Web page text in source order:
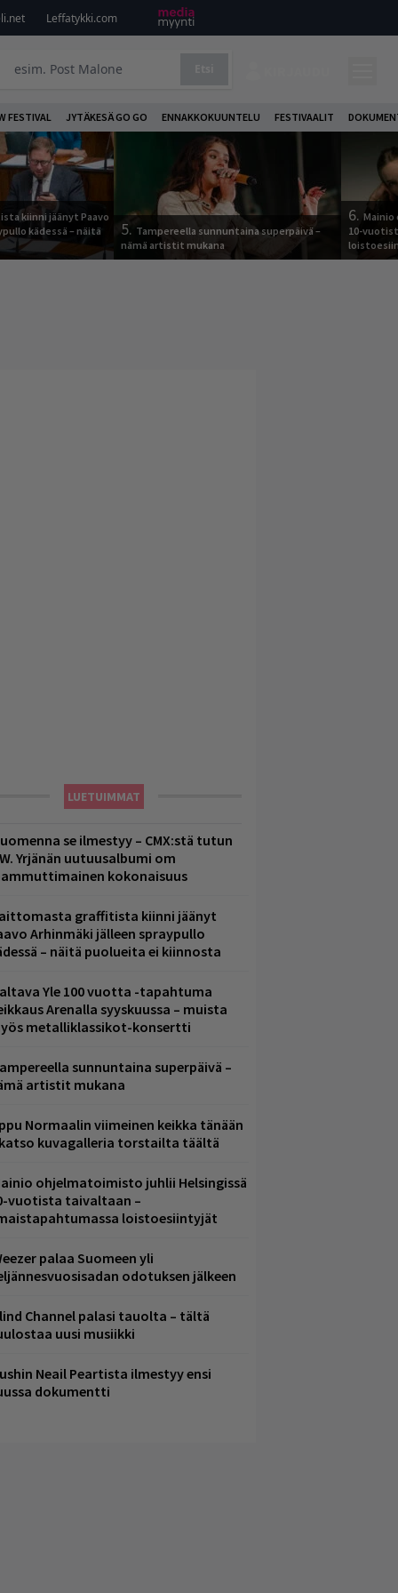
Leffatykki.com
FESTIVAL JYTÄKESÄ GO GO ENNAKKOKUUNTELU FESTIVAALIT
kiinni jäänyt Paavo
kädessä – näitä
5. Tampereella sunnuntaina superpäivä –
nämä artistit mukana
6.
10-
LUETUIMMAT
se ilmestyy – CMX:stä tutun
Yrjänän uutuusalbumi om
kokonaisuus
graffitista kiinni jäänyt
Arhinmäki jälleen spraypullo
– näitä puolueita ei kiinnosta
Yle 100 vuotta -tapahtuma
Arenalla syyskuussa – muista
metalliklassikot-konsertti
sunnuntaina superpäivä –
artistit mukana
Normaalin viimeinen keikka tänään
kuvagalleria torstailta täältä
ohjelmatoimisto juhlii Helsingissä
vuotista taivaltaan –
loistoesiintyjät
palaa Suomeen yli
odotuksen jälkeen
Channel palasi tauolta – tältä
uusi musiikki
Neail Peartista ilmestyy ensi
dokumentti